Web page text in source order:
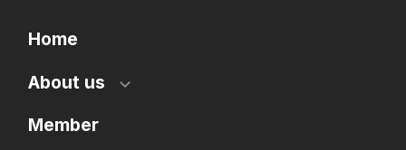
Home
About us
Member